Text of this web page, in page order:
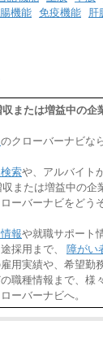
機能 免疫機能 肝
または増益中の企
のクローバーナビな
索や、アルバイト
または増益中の
ーバーナビをどうぞ
報や就職サポート
採用まで、 障がい
用実績や、希望勤
職種情報まで、様
ーバーナビへ。